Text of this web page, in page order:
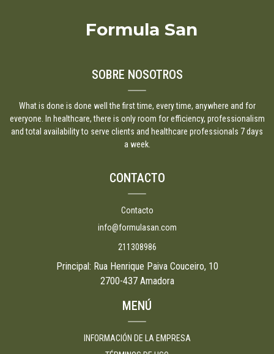
Formula San
SOBRE NOSOTROS
What is done is done well the first time, every time, anywhere and for
everyone. In healthcare, there is only room for efficiency, professionalism
and total availability to serve clients and healthcare professionals 7 days
a week.
CONTACTO
Contacto
info@formulasan.com
211308986
Principal: Rua Henrique Paiva Couceiro, 10
2700-437 Amadora
MENÚ
INFORMACIÓN DE LA EMPRESA